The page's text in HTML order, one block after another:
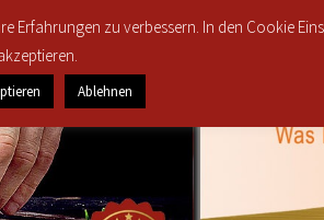
Erfahrungen zu verbessern. In den Cookie
Ablehnen